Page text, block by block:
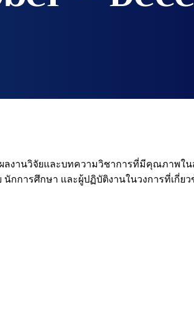
ลงานวิจัยและบทความวิชาการที่มีคุณภาพใ
การศึกษา และผู้ปฏิบัติงานในวงการที่เกี่ย